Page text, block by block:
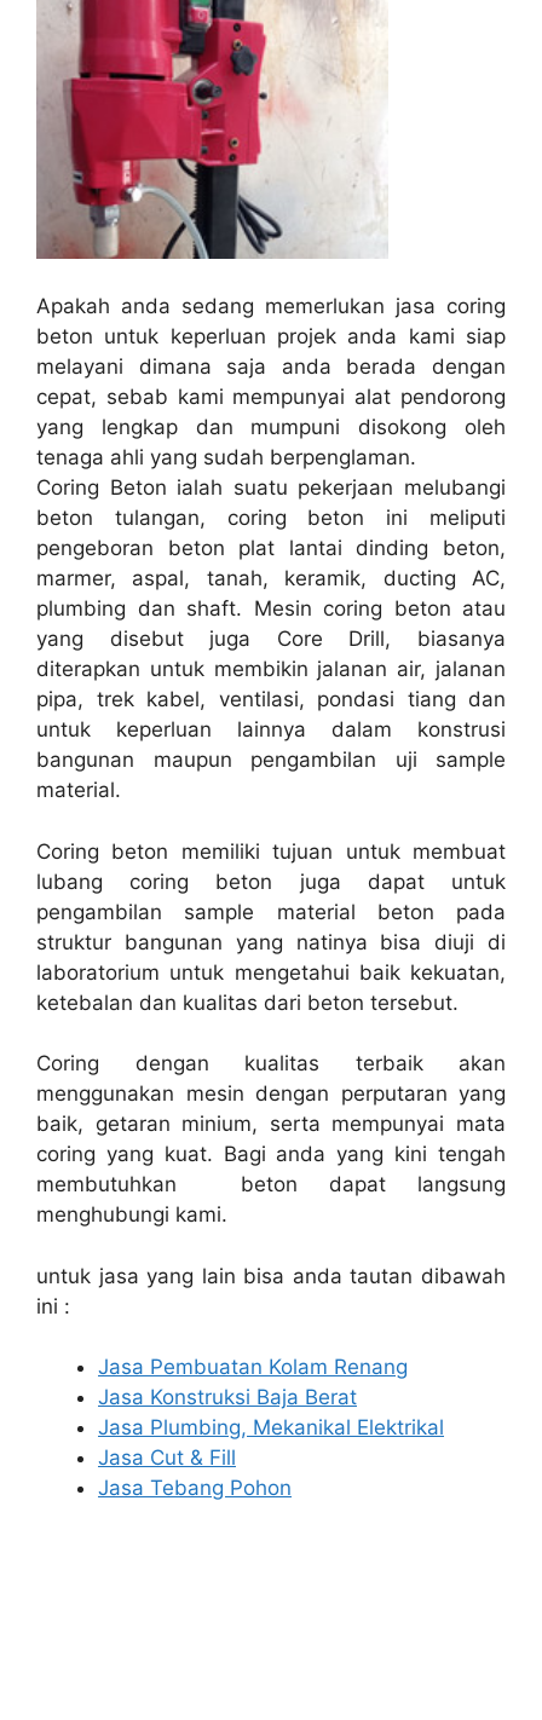
Apakah anda sedang memerlukan jasa coring
beton untuk keperluan projek anda kami siap
melayani dimana saja anda berada dengan
cepat, sebab kami mempunyai alat pendorong
yang lengkap dan mumpuni disokong oleh
tenaga ahli yang sudah berpenglaman.
Coring Beton ialah suatu pekerjaan melubangi
beton tulangan, coring beton ini meliputi
pengeboran beton plat lantai dinding beton,
marmer, aspal, tanah, keramik, ducting AC,
plumbing dan shaft. Mesin coring beton atau
yang disebut juga Core Drill, biasanya
diterapkan untuk membikin jalanan air, jalanan
pipa, trek kabel, ventilasi, pondasi tiang dan
untuk keperluan lainnya dalam konstrusi
bangunan maupun pengambilan uji sample
material.
Coring beton memiliki tujuan untuk membuat
lubang coring beton juga dapat untuk
pengambilan sample material beton pada
struktur bangunan yang natinya bisa diuji di
laboratorium untuk mengetahui baik kekuatan,
ketebalan dan kualitas dari beton tersebut.
Coring dengan kualitas terbaik akan
menggunakan mesin dengan perputaran yang
baik, getaran minium, serta mempunyai mata
coring yang kuat. Bagi anda yang kini tengah
membutuhkan beton dapat langsung
menghubungi kami.
untuk jasa yang lain bisa anda tautan dibawah
ini :
Jasa Pembuatan Kolam Renang
Jasa Konstruksi Baja Berat
Jasa Plumbing, Mekanikal Elektrikal
Jasa Cut & Fill
Jasa Tebang Pohon